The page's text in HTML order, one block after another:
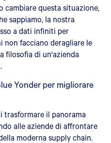
cambiare questa situazione,
sappiamo, la nostra
a dati infiniti per
facciano deragliare le
filosofia di un'azienda
Yonder per migliorare
trasformare il panorama
alle aziende di affrontare
moderna supply chain.